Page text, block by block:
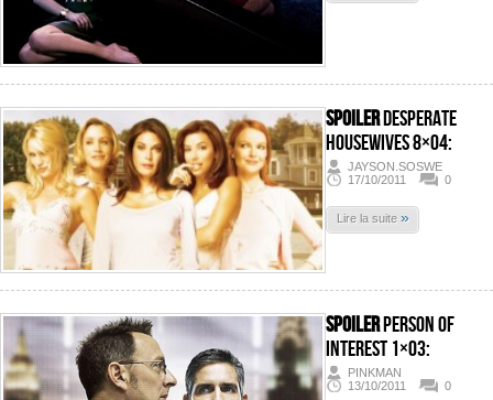
SPOILERDesperate
Housewives 8×04:
JAYSON.SOSWE
17/10/2011
0
Lire la suite »
SPOILERPerson of
Interest 1×03:
PINKMAN
13/10/2011
0